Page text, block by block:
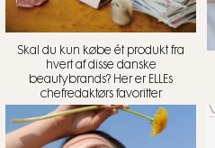
Skal du kun købe ét produkt fra
hvert af disse danske
beautybrands? Her er ELLEs
chefredaktørs favoritter